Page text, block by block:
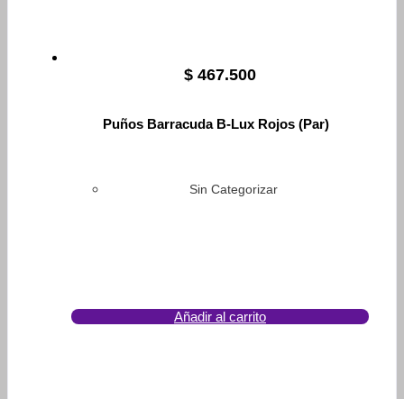
$ 467.500
Puños Barracuda B-Lux Rojos (Par)
Sin Categorizar
Añadir al carrito